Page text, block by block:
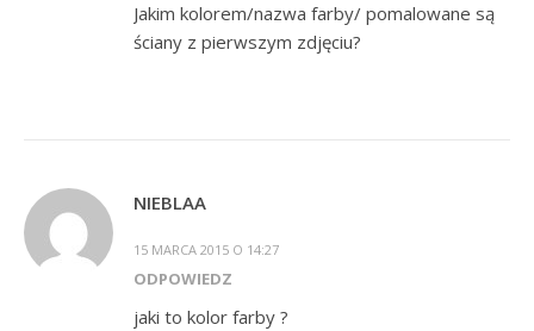
Jakim kolorem/nazwa farby/ pomalowane są
ściany z pierwszym zdjęciu?
NIEBLAA
15 MARCA 2015 O 14:27
ODPOWIEDZ
jaki to kolor farby ?